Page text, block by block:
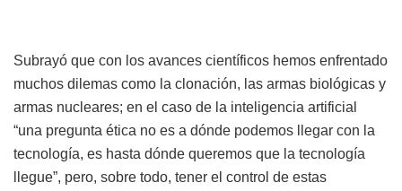
Subrayó que con los avances científicos hemos enfrentado
muchos dilemas como la clonación, las armas biológicas y
armas nucleares; en el caso de la inteligencia artificial
“una pregunta ética no es a dónde podemos llegar con la
tecnología, es hasta dónde queremos que la tecnología
llegue”, pero, sobre todo, tener el control de estas